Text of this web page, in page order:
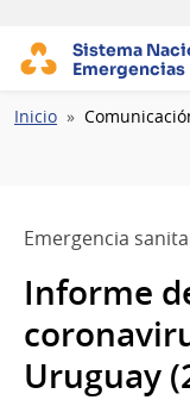
Sistema
Emergencias
Ruta
Inicio
Emergencia
Informe
Uruguay